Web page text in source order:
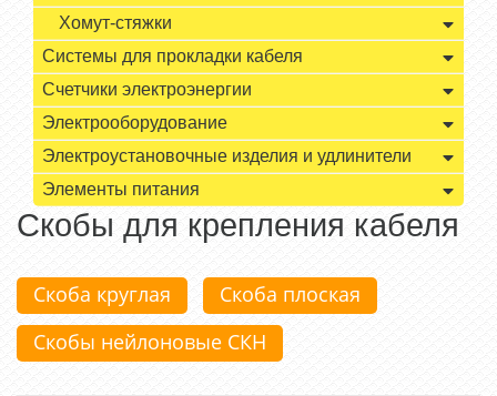
Хомут-стяжки
Системы для прокладки кабеля
Счетчики электроэнергии
Электрооборудование
Электроустановочные изделия и удлинители
Элементы питания
Скобы для крепления кабеля
Скоба круглая
Скоба плоская
Скобы нейлоновые СКН